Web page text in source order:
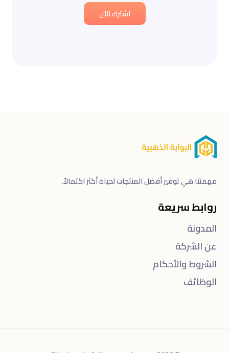
اشترك الآن
هي توفير أفضل المنتجات لحياة أكثر اكتمالاً.
سريعة
والأحكام